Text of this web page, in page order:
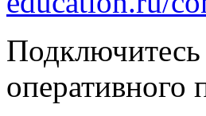
Подключитесь
оперативного